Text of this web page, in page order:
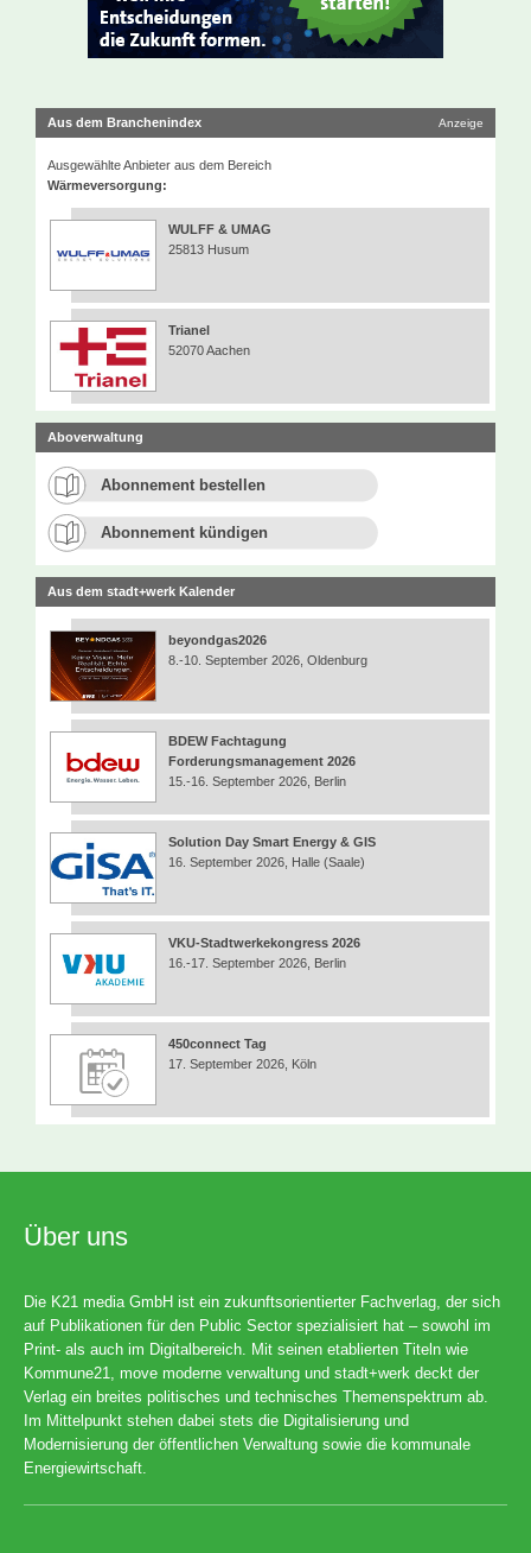
Aus dem Branchenindex Anzeige
Ausgewählte Anbieter aus dem Bereich
Wärmeversorgung:
WULFF & UMAG
25813 Husum
Trianel
52070 Aachen
Aboverwaltung
Abonnement bestellen
Abonnement kündigen
Aus dem stadt+werk Kalender
beyondgas2026
8.-10. September 2026, Oldenburg
BDEW Fachtagung
Forderungsmanagement 2026
15.-16. September 2026, Berlin
Solution Day Smart Energy & GIS
16. September 2026, Halle (Saale)
VKU-Stadtwerkekongress 2026
16.-17. September 2026, Berlin
450connect Tag
17. September 2026, Köln
Über uns
Die K21 media GmbH ist ein zukunftsorientierter Fachverlag, der sich
auf Publikationen für den Public Sector spezialisiert hat – sowohl im
Print- als auch im Digitalbereich. Mit seinen etablierten Titeln wie
Kommune21, move moderne verwaltung und stadt+werk deckt der
Verlag ein breites politisches und technisches Themenspektrum ab.
Im Mittelpunkt stehen dabei stets die Digitalisierung und
Modernisierung der öffentlichen Verwaltung sowie die kommunale
Energiewirtschaft.